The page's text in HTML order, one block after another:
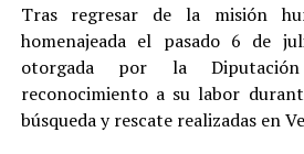
Tras regresar de la misión
homenajeada el pasado 6 de
otorgada por la
reconocimiento a su labor
búsqueda y rescate realizadas en